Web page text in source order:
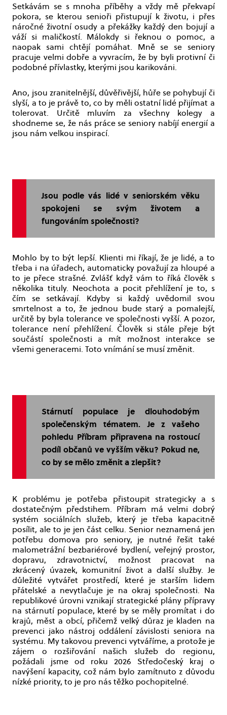
Setkávám se s mnoha příběhy a vždy mě překvapí
pokora, se kterou senioři přistupují k životu, i přes
náročné životní osudy a překážky každý den bojují a
váží si maličkostí. Málokdy si řeknou o pomoc, a
naopak sami chtějí pomáhat. Mně se se seniory
pracuje velmi dobře a vyvracím, že by byli protivní či
podobné přívlastky, kterými jsou karikováni.
Ano, jsou zranitelnější, důvěřivější, hůře se pohybují či
slyší, a to je právě to, co by měli ostatní lidé přijímat a
tolerovat. Určitě mluvím za všechny kolegy a
shodneme se, že nás práce se seniory nabíjí energií a
jsou nám velkou inspirací.
Jsou podle vás lidé v seniorském věku
spokojeni se svým životem a
fungováním společnosti?
Mohlo by to být lepší. Klienti mi říkají, že je lidé, a to
třeba i na úřadech, automaticky považují za hloupé a
to je přece strašné. Zvlášť když vám to říká člověk s
několika tituly. Neochota a pocit přehlížení je to, s
čím se setkávají. Kdyby si každý uvědomil svou
smrtelnost a to, že jednou bude starý a pomalejší,
určitě by byla tolerance ve společnosti vyšší. A pozor,
tolerance není přehlížení. Člověk si stále přeje být
součástí společnosti a mít možnost interakce se
všemi generacemi. Toto vnímání se musí změnit.
Stárnutí populace je dlouhodobým
společenským tématem. Je z vašeho
pohledu Příbram připravena na rostoucí
podíl občanů ve vyšším věku? Pokud ne,
co by se mělo změnit a zlepšit?
K problému je potřeba přistoupit strategicky a s
dostatečným předstihem. Příbram má velmi dobrý
systém sociálních služeb, který je třeba kapacitně
posílit, ale to je jen část celku. Senior neznamená jen
potřebu domova pro seniory, je nutné řešit také
malometrážní bezbariérové bydlení, veřejný prostor,
dopravu, zdravotnictví, možnost pracovat na
zkrácený úvazek, komunitní život a další služby. Je
důležité vytvářet prostředí, které je starším lidem
přátelské a nevytlačuje je na okraj společnosti. Na
republikové úrovni vznikají strategické plány přípravy
na stárnutí populace, které by se měly promítat i do
krajů, měst a obcí, přičemž velký důraz je kladen na
prevenci jako nástroj oddálení závislosti seniora na
systému. My takovou prevenci vytváříme, a protože je
zájem o rozšiřování našich služeb do regionu,
požádali jsme od roku 2026 Středočeský kraj o
navýšení kapacity, což nám bylo zamítnuto z důvodu
nízké priority, to je pro nás těžko pochopitelné.